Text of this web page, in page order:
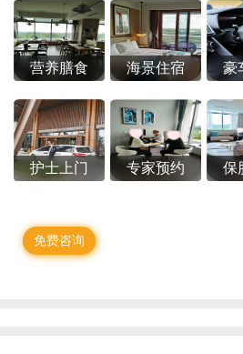
营养膳食 海景住宿 豪
护士上门 专家预约 保
免费咨询